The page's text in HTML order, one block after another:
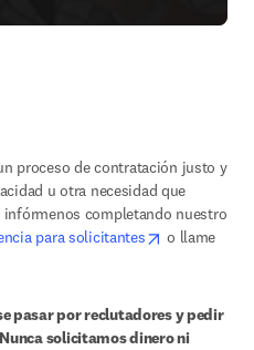
proceso de contratación justo y
u otra necesidad que
para solicitantes
opens in
o llame
pasar por reclutadores y pedir
solicitamos dinero ni